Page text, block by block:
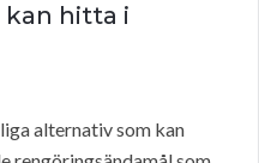
kan hitta i
alternativ som kan